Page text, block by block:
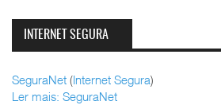
INTERNET SEGURA
SeguraNet (Internet Segura)
Ler mais: SeguraNet